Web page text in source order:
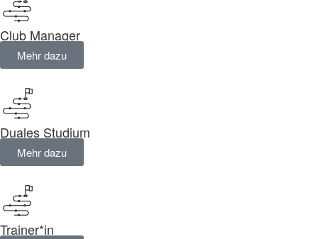
Club Manager
Mehr dazu
Duales Studium
Mehr dazu
Trainer*in